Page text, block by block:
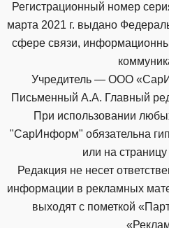
Регистрационный номер
марта 2021 г. выдано
сфере связи,
Учредитель — ООО
Письменный А.А. Главный
При использовании
"СарИнформ" обязательна
или на
Редакция не несет
информации в рекламных
выходят с пометкой